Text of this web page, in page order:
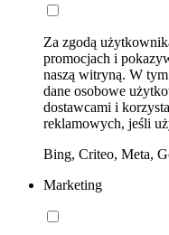
Za zgodą
promocjach i
naszą witryną. W
dane osobowe
dostawcami i
reklamowych, jeśli
Bing, Criteo, Meta,
Marketing